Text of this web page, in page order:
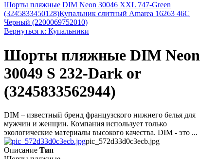
Шорты пляжные DIM Neon 30046 XXL 747-Green
(3245833450128)Купальник слитный Amarea 16263 46C
Черный (2200069752010)
Вернуться к: Купальники
Шорты пляжные DIM Neon
30049 S 232-Dark or
(3245833562944)
DIM – известный бренд французского нижнего белья для
мужчин и женщин. Компания использует только
экологические материалы высокого качества. DIM - это ...
pic_572d33d0c3ecb.jpg
Описание Тип